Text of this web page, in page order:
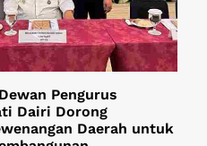
Pengurus
Dairi Dorong
Daerah untuk